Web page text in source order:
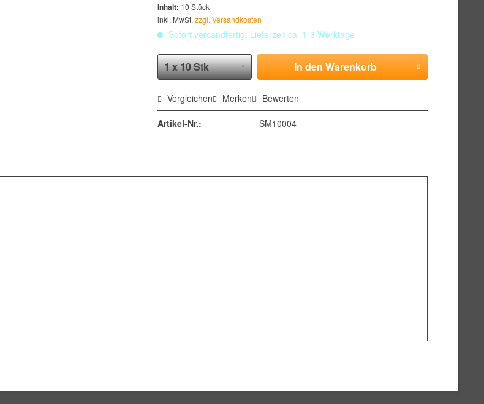
Inhalt: 10 Stück
inkl. MwSt.zzgl. Versandkosten
Sofort versandfertig, Lieferzeit ca. 1-3 Werktage
In denWarenkorb
Vergleichen Merken Bewerten
Artikel-Nr.: SM10004